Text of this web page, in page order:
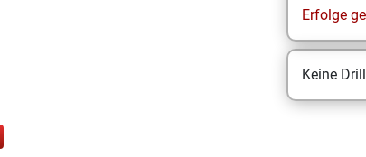
Erfolge
Keine